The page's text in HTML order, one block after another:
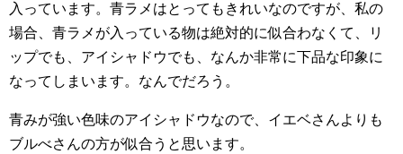
入っています。青ラメはとってもきれいなのですが、私の
場合、青ラメが入っている物は絶対的に似合わなくて、リ
ップでも、アイシャドウでも、なんか非常に下品な印象に
なってしまいます。なんでだろう。
青みが強い色味のアイシャドウなので、イエベさんよりも
ブルべさんの方が似合うと思います。